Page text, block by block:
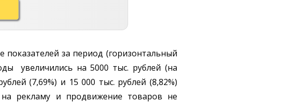
за период (горизонтальный
увеличились на 5000 тыс. рублей (на
(7,69%) и 15 000 тыс. рублей (8,82%)
на рекламу и продвижение товаров не